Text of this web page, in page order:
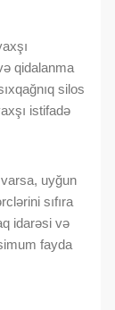
qidalanma
silos
istifadə
uyğun
sıfıra
idarəsi və
fayda